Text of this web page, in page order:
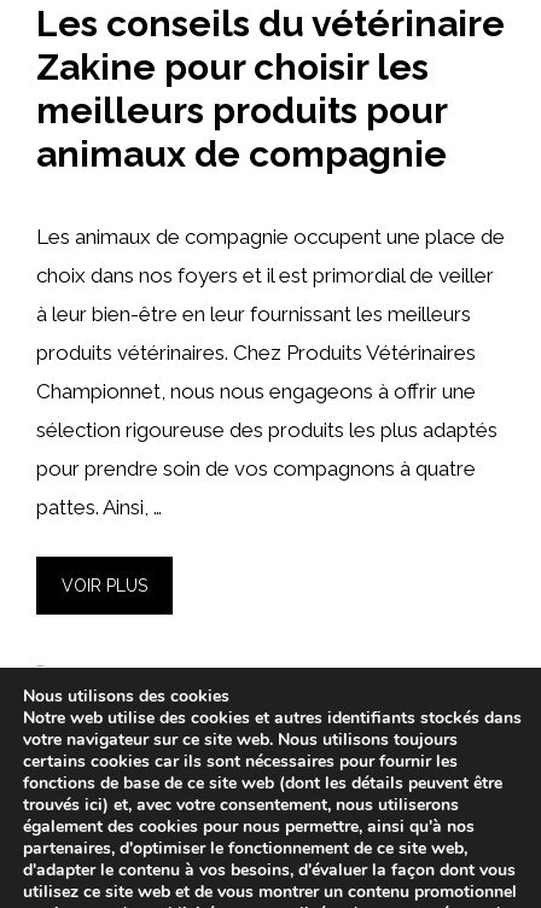
Les conseils du vétérinaire
Zakine pour choisir les
meilleurs produits pour
animaux de compagnie
Les animaux de compagnie occupent une place de
choix dans nos foyers et il est primordial de veiller
à leur bien-être en leur fournissant les meilleurs
produits vétérinaires. Chez Produits Vétérinaires
Championnet, nous nous engageons à offrir une
sélection rigoureuse des produits les plus adaptés
pour prendre soin de vos compagnons à quatre
pattes. Ainsi, …
VOIR PLUS
Catégories
Santé
Laisser un commentaire
Page
1 Page
2 … Page
764 →suivant
Nous utilisons des cookies
Notre web utilise des cookies et autres identifiants stockés dans
votre navigateur sur ce site web. Nous utilisons toujours
certains cookies car ils sont nécessaires pour fournir les
fonctions de base de ce site web (dont les détails peuvent être
trouvés ici) et, avec votre consentement, nous utiliserons
également des cookies pour nous permettre, ainsi qu'à nos
partenaires, d'optimiser le fonctionnement de ce site web,
d'adapter le contenu à vos besoins, d'évaluer la façon dont vous
utilisez ce site web et de vous montrer un contenu promotionnel